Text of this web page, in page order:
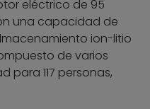
eléctrico de 95
una capacidad de
ion-litio
de varios
117 personas,